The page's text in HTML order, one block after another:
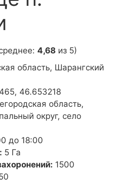
4,68 из 5)
область, Шарангский
46.653218
область,
округ, село
до 18:00
5 Га
1500